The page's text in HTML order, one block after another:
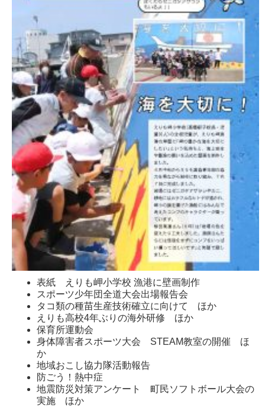
表紙 えりも岬小学校 漁港に壁画制作
スポーツ少年団全道大会出場報告会
タコ類の種苗生産技術確立に向けて ほか
えりも高校4年ぶりの海外研修 ほか
保育所運動会
身体障害者スポーツ大会 STEAM教室の開催 ほ
か
地域おこし協力隊活動報告
防ごう！熱中症
地震防災対策アンケート 町民ソフトボール大会の
実施 ほか